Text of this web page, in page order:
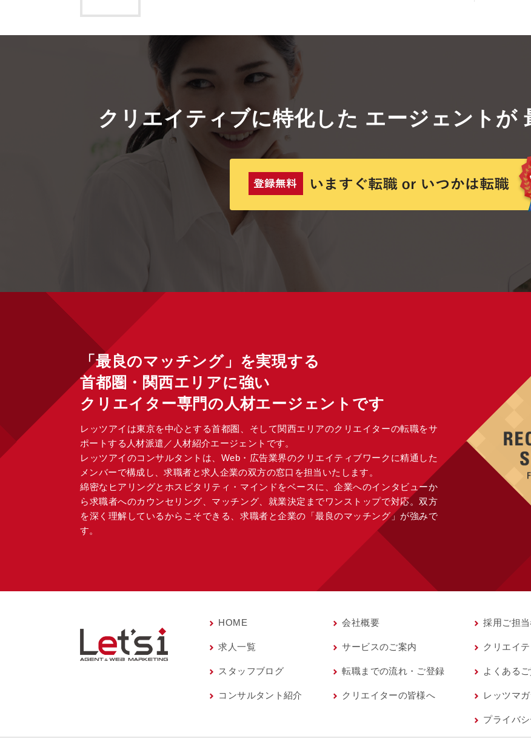
クリエイティブに特化した エージェントが
「最良のマッチング」を実現する
首都圏・関西エリアに強い
クリエイター専門の人材エージェントです
レッツアイは東京を中心とする首都圏、そして関西エリアのクリエイターの転職をサ
ポートする人材派遣／人材紹介エージェントです。
レッツアイのコンサルタントは、Web・広告業界のクリエイティブワークに精通した
メンバーで構成し、求職者と求人企業の双方の窓口を担当いたします。
綿密なヒアリングとホスピタリティ・マインドをベースに、企業へのインタビューか
ら求職者へのカウンセリング、マッチング、就業決定までワンストップで対応。双方
を深く理解しているからこそできる、求職者と企業の「最良のマッチング」が強みで
す。
HOME
求人一覧
スタッフブログ
コンサルタント紹介
会社概要
サービスのご案内
転職までの流れ・ご登録
クリエイターの皆様へ
採用ご担
クリエイ
よくある
レッツマ
プライバ